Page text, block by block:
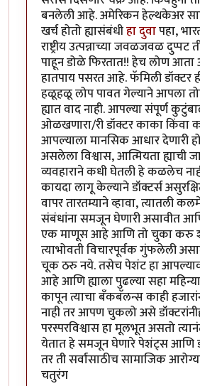
बनलेली आहे. अमेरिकन हेल्थकेअर
खर्च होतो ह्यासंबंधीहा दुवापहा,
राष्ट्रीय उत्पन्नाच्या जवळजवळ
पाहून डोळे फिरतात!! हेच लोण
हातपाय पसरत आहे. फॅमिली डॉक्टर
हळूहळू लोप पावत गेल्याने आपला
ह्यात वाद नाही. आपल्या संपूर्ण
ओळखणारा/री डॉक्टर काका किंवा
आपल्याला मानसिक आधार देणारी
असलेला विश्वास, आत्मियता ह्याची
व्यवहाराने कधी घेतली हे कळलेच
कायदा लागू केल्याने डॉक्टर्स
वापर तारतम्याने व्हावा, त्यातली
संबंधांना समजून घेणारी असावीत
एक माणूस आहे आणि तो चुका करु
त्याभोवती विचारपूर्वक गुंफलेली
चूक ठरु नये. तसेच पेशंट हा
आहे आणि ह्याला पुढल्या सहा
कापून त्याचा बँकबॅलन्स काही
नाही तर आपण चुकलो असे
परस्परविश्वास हा मूलभूत असतो
येतात हे समजून घेणारे पेशंट्स आणि
तर ती सर्वांसाठीच सामाजिक
चतुरंग